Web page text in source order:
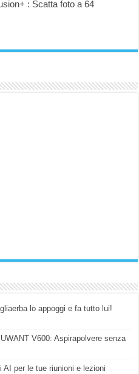
: Scatta foto a 64
lo appoggi e fa tutto lui!
V600: Aspirapolvere senza
per le tue riunioni e lezioni